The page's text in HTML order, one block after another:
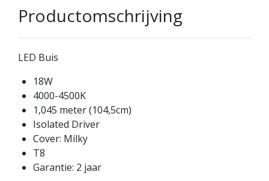
Productomschrijving
LED Buis
18W
4000-4500K
1,045 meter (104,5cm)
Isolated Driver
Cover: Milky
T8
Garantie: 2 jaar